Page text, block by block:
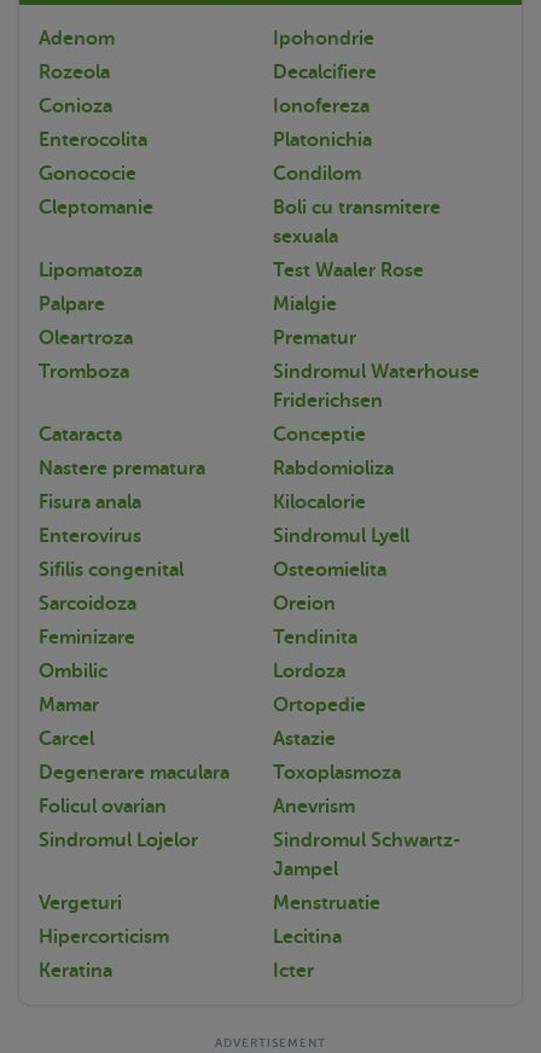
Adenom
Ipohondrie
Rozeola
Decalcifiere
Conioza
Ionofereza
Enterocolita
Platonichia
Gonococie
Condilom
Cleptomanie
Boli cu transmitere
sexuala
Lipomatoza
Test Waaler Rose
Palpare
Mialgie
Oleartroza
Prematur
Tromboza
Sindromul Waterhouse
Friderichsen
Cataracta
Conceptie
Nastere prematura
Rabdomioliza
Fisura anala
Kilocalorie
Enterovirus
Sindromul Lyell
Sifilis congenital
Osteomielita
Sarcoidoza
Oreion
Feminizare
Tendinita
Ombilic
Lordoza
Mamar
Ortopedie
Carcel
Astazie
Degenerare maculara
Toxoplasmoza
Folicul ovarian
Anevrism
Sindromul Lojelor
Sindromul Schwartz-
Jampel
Vergeturi
Menstruatie
Hipercorticism
Lecitina
Keratina
Icter